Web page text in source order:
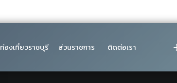
ท่องเที่ยวราชบุรี ส่วนราชการ ติดต่อเรา